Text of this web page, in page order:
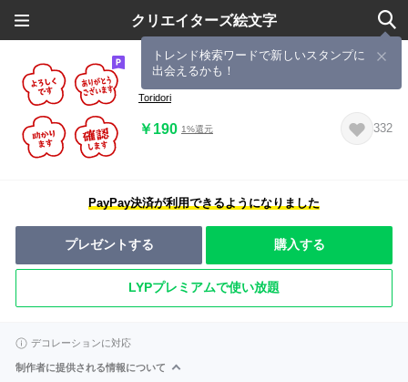
クリエイターズ絵文字
トレンド検索ワードで新しいスタンプに
出会えるかも！
【仕事/連絡】判子(ハンコ)絵文字 vol.6
Toridori
￥190 1%還元 332
PayPay決済が利用できるようになりました
プレゼントする 購入する
LYPプレミアムで使い放題
デコレーションに対応
制作者に提供される情報について